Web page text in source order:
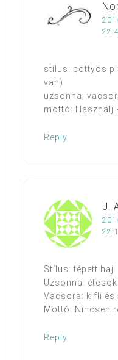
stílus: pöttyös
van)
uzsonna,
mottó: Használj
Reply
J.
Stílus: tépett haj
Uzsonna: étcsoki
Vacsora: kifli és
Mottó: Nincsen
Reply